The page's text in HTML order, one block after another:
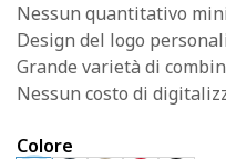
Nessun quantitativo
Design del logo
Grande varietà di
Nessun costo di
Colore